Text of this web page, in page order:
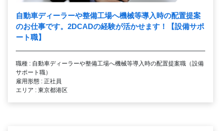
自動車ディーラーや整備工場へ機械等導入時の配置提案
のお仕事です。2DCADの経験が活かせます！【設備サポ
ート職】
職種 : 自動車ディーラーや整備工場へ機械等導入時の配置提案職（設備
サポート職）
雇用形態 : 正社員
エリア : 東京都港区